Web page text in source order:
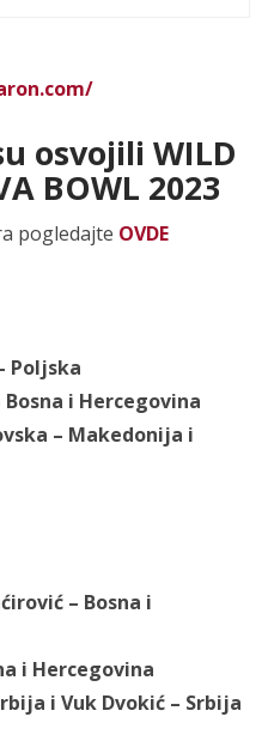
osvojili WILD
BOWL 2023
pogledajte OVDE
Poljska
i Hercegovina
– Makedonija i
– Bosna i
i Hercegovina
i Vuk Dvokić – Srbija